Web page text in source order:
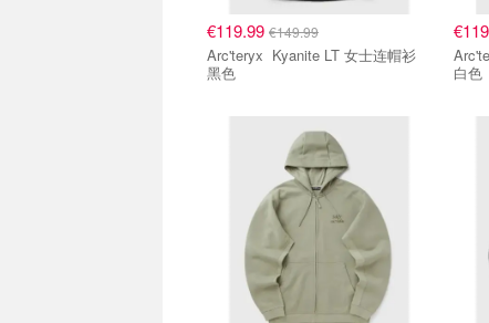
€119.99 €149.99
Arc'teryx Kyanite LT 女士连帽衫
黑色
Arc'teryx Kyanite
白色